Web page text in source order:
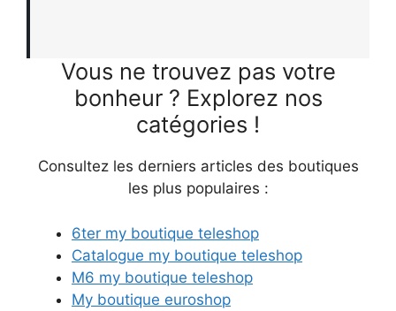
Vous ne trouvez pas votre
bonheur ? Explorez nos
catégories !
Consultez les derniers articles des boutiques
les plus populaires :
6ter my boutique teleshop
Catalogue my boutique teleshop
M6 my boutique teleshop
My boutique euroshop